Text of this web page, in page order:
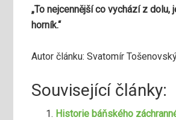
„To nejcennější co vychází z dolu,
horník.“
Autor článku: Svatomír
Související články:
Historie báňského